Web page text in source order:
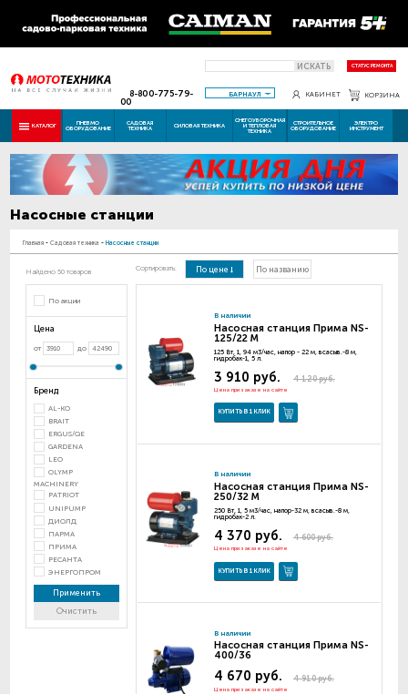
ИСКАТЬ СТАТУС РЕМОНТА
8-800-775-79-
00
БАРНАУЛ КАБИНЕТ КОРЗИНА
КАТАЛОГ ПНЕВМО
ОБОРУДОВАНИЕ
САДОВАЯ
ТЕХНИКА СИЛОВАЯ ТЕХНИКА
СНЕГОУБОРОЧНАЯ
И ТЕПЛОВАЯ
ТЕХНИКА
СТРОИТЕЛЬНОЕ
ОБОРУДОВАНИЕ
ЭЛЕКТРО
ИНСТРУМЕНТ
Насосные станции
Главная - Садовая техника - Насосные станции
Найдено 50 товаров
По акции
Цена
от до
Бренд
AL-KO
BRAIT
ERGUS/QE
GARDENA
LEO
OLYMP
MACHINERY
PATRIOT
UNIPUMP
ДИОЛД
ПАРМА
ПРИМА
РЕСАНТА
ЭНЕРГОПРОМ
Применить
Очистить
Сортировать: По цене По названию
В наличии
Насосная станция Прима NS-
125/22 М
125 Вт, 1, 94 м3/час, напор - 22 м, всасыв.-8 м,
гидробак-1, 5 л.
4 120 руб.
3 910 руб.
Цена при заказе на сайте
КУПИТЬ В 1 КЛИК
В наличии
Насосная станция Прима NS-
250/32 М
250 Вт, 1, 5 м3/час, напор-32 м, всасыв.-8 м,
гидробак-2 л.
4 600 руб.
4 370 руб.
Цена при заказе на сайте
КУПИТЬ В 1 КЛИК
В наличии
Насосная станция Прима NS-
400/36
4 910 руб.
4 670 руб.
Цена при заказе на сайте